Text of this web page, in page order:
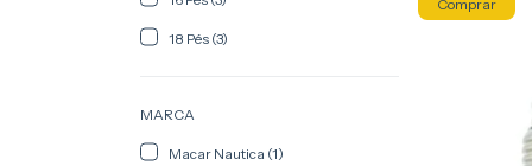
18 Pés (3)
MARCA
Macar Nautica (1)